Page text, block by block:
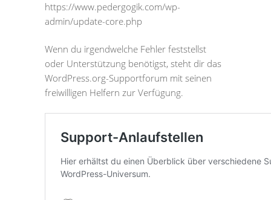
https://www.pedergogik.com/wp-
admin/update-core.php
Wenn du irgendwelche Fehler feststellst
oder Unterstützung benötigst, steht dir das
WordPress.org-Supportforum mit seinen
freiwilligen Helfern zur Verfügung.